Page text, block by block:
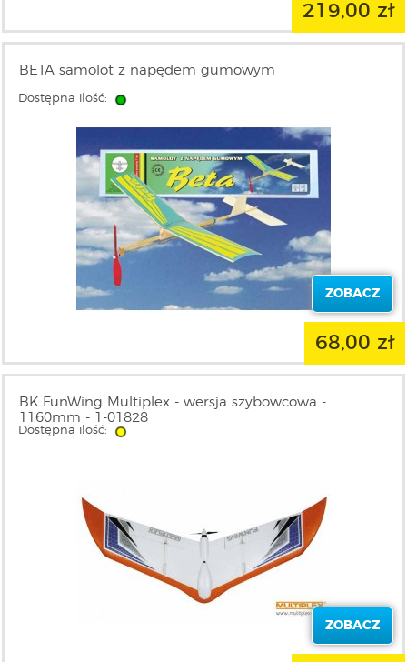
219,00 zł
BETA samolot z napędem gumowym
Dostępna ilość:
ZOBACZ
68,00 zł
BK FunWing Multiplex - wersja szybowcowa -
1160mm - 1-01828
Dostępna ilość:
ZOBACZ